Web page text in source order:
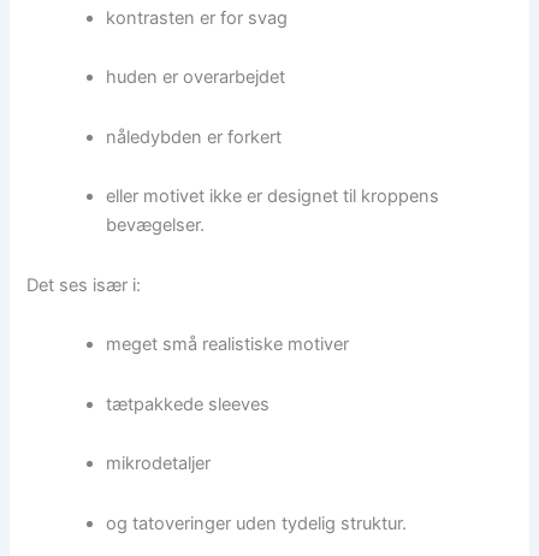
kontrasten er for svag
huden er overarbejdet
nåledybden er forkert
eller motivet ikke er designet til kroppens
bevægelser.
Det ses især i:
meget små realistiske motiver
tætpakkede sleeves
mikrodetaljer
og tatoveringer uden tydelig struktur.